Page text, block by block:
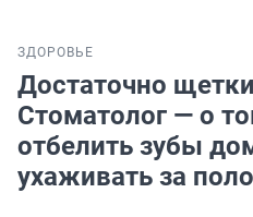
ЗДОРОВЬЕ
Достаточно
Стоматолог — о
отбелить зубы
ухаживать за